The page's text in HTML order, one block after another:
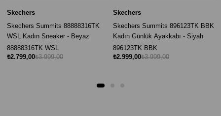
Skechers
Skechers Summits 88888316TK
WSL Kadın Sneaker - Beyaz
88888316TK WSL
₺2.799,00₺3.999,00
Skechers
Skechers Summits 896123TK BBK
Kadın Günlük Ayakkabı - Siyah
896123TK BBK
₺2.999,00₺3.999,00